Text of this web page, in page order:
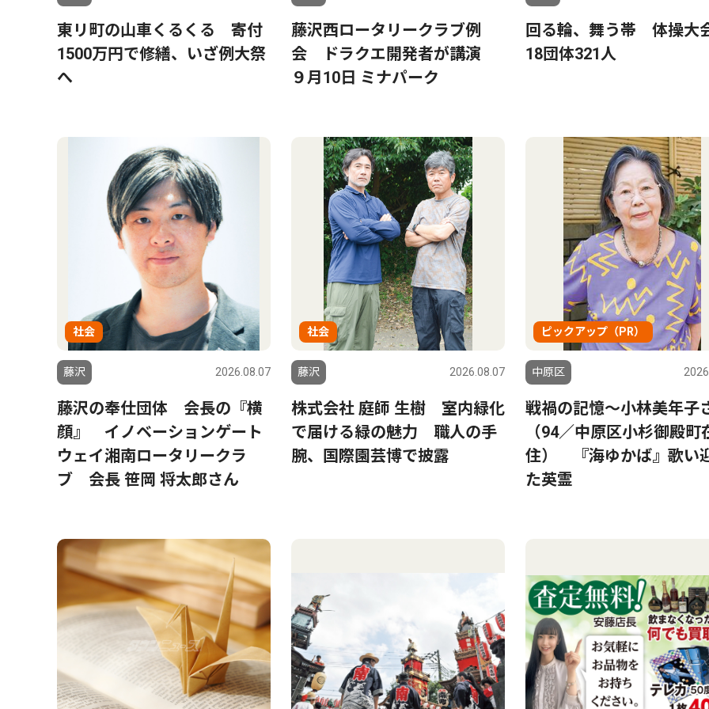
東リ町の山車くるくる 寄付
1500万円で修繕、いざ例大祭
へ
藤沢西ロータリークラブ例
会 ドラクエ開発者が講演
９月10日 ミナパーク
回る輪、舞う帯 体操大
18団体321人
社会
藤沢 2026.08.07
藤沢の奉仕団体 会長の『横
顔』 イノベーションゲート
ウェイ湘南ロータリークラ
ブ 会長 笹岡 将太郎さん
社会
藤沢 2026.08.07
株式会社 庭師 生樹 室内緑化
で届ける緑の魅力 職人の手
腕、国際園芸博で披露
ピックアップ（PR）
中原区
戦禍の記憶〜小林美年子
（94／中原区小杉御殿町
住） 『海ゆかば』歌い
た英霊